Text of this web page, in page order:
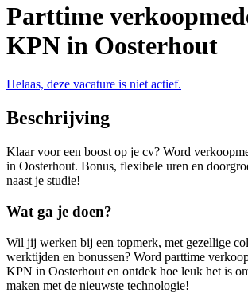
Parttime
KPN in Oosterhout
Helaas, deze vacature is niet actief.
Beschrijving
Klaar voor een boost op je cv? Word
in Oosterhout. Bonus, flexibele uren en
naast je studie!
Wat ga je doen?
Wil jij werken bij een topmerk, met gezellige
werktijden en bonussen? Word parttime
KPN in Oosterhout en ontdek hoe leuk het is
maken met de nieuwste technologie!